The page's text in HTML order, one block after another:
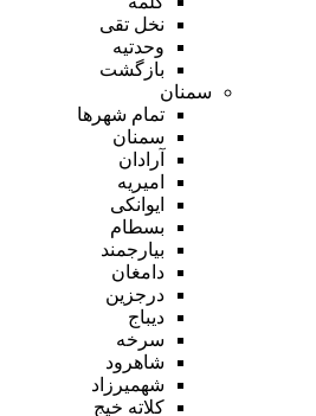
نخل تقی
وحدتیه
بازگشت
سمنان
تمام شهر‌ها
سمنان
آرادان
امیریه
ایوانکی
بسطام
بیارجمند
دامغان
درجزین
دیباج
سرخه
شاهرود
شهمیرزاد
کلاته خیج